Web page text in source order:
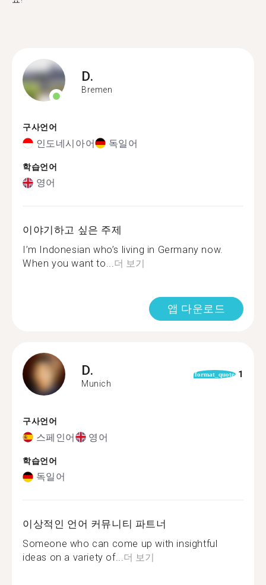
D.
Bremen
구사언어
인도네시아어 독일어
학습언어
영어
이야기하고 싶은 주제
I’m Indonesian who’s living in Germany now.
When you want to...더 보기
앱 다운로드
D.
Munich
format_quote 1
구사언어
스페인어 영어
학습언어
독일어
이상적인 언어 커뮤니티 파트너
Someone who can come up with insightful
ideas on a variety of...더 보기